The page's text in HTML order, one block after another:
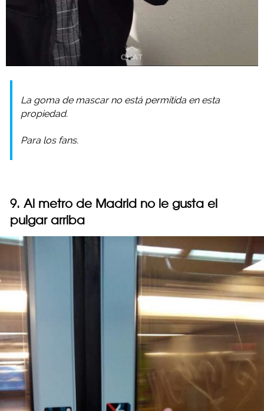
La goma de mascar no está permitida en esta
propiedad.
Para los fans.
9. Al metro de Madrid no le gusta el
pulgar arriba